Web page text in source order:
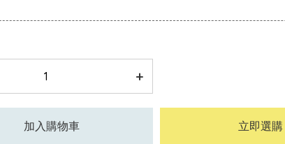
加入購物車 立即選購